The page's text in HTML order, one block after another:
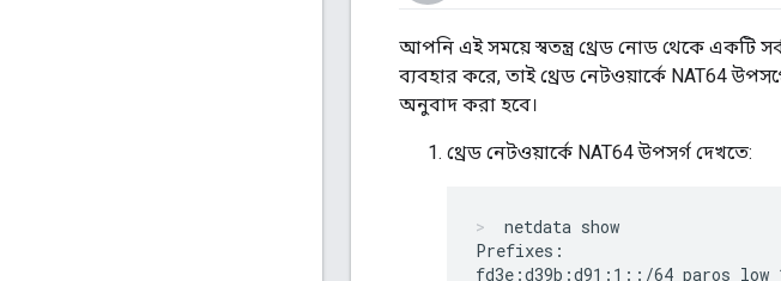
আপনি এই সময়ে স্বতন্ত্র থ্রেড নোড থেকে একটি
ব্যবহার করে, তাই থ্রেড নেটওয়ার্কে NAT64
অনুবাদ করা হবে।
থ্রেড নেটওয়ার্কে NAT64 উপসর্গ দেখতে:
netdata show
Prefixes:
fd3e:d39b:d91:1::/64 paros low